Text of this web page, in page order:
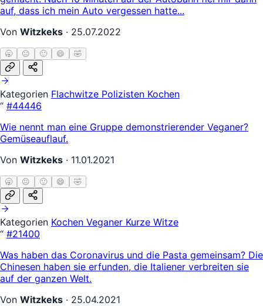
auf, dass ich mein Auto vergessen hatte...
Von Witzkeks · 25.07.2022
🥱 😐 🙂 😄 🤣
Kategorien Flachwitze Polizisten Kochen
“ #44446
Wie nennt man eine Gruppe demonstrierender Veganer?
Gemüseauflauf.
Von Witzkeks · 11.01.2021
🥱 😐 🙂 😄 🤣
Kategorien Kochen Veganer Kurze Witze
“ #21400
Was haben das Coronavirus und die Pasta gemeinsam? Die
Chinesen haben sie erfunden, die Italiener verbreiten sie
auf der ganzen Welt.
Von Witzkeks · 25.04.2021